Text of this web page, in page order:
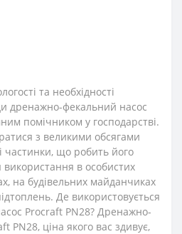
та необхідності
дренажно-фекальний насос
помічником у господарстві.
з великими обсягами
частинки, що робить його
в особистих
на будівельних майданчиках
Де використовується
Procraft PN28? Дренажно-
PN28, ціна якого вас здивує,